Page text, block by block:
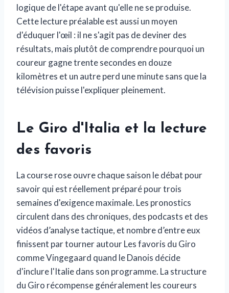
logique de l'étape avant qu'elle ne se produise.
Cette lecture préalable est aussi un moyen
d'éduquer l'œil : il ne s'agit pas de deviner des
résultats, mais plutôt de comprendre pourquoi un
coureur gagne trente secondes en douze
kilomètres et un autre perd une minute sans que la
télévision puisse l'expliquer pleinement.
Le Giro d'Italia et la lecture
des favoris
La course rose ouvre chaque saison le débat pour
savoir qui est réellement préparé pour trois
semaines d'exigence maximale. Les pronostics
circulent dans des chroniques, des podcasts et des
vidéos d’analyse tactique, et nombre d’entre eux
finissent par tourner autourLes favoris du Giro
comme Vingegaard quand le Danois décide
d'inclure l'Italie dans son programme. La structure
du Giro récompense généralement les coureurs